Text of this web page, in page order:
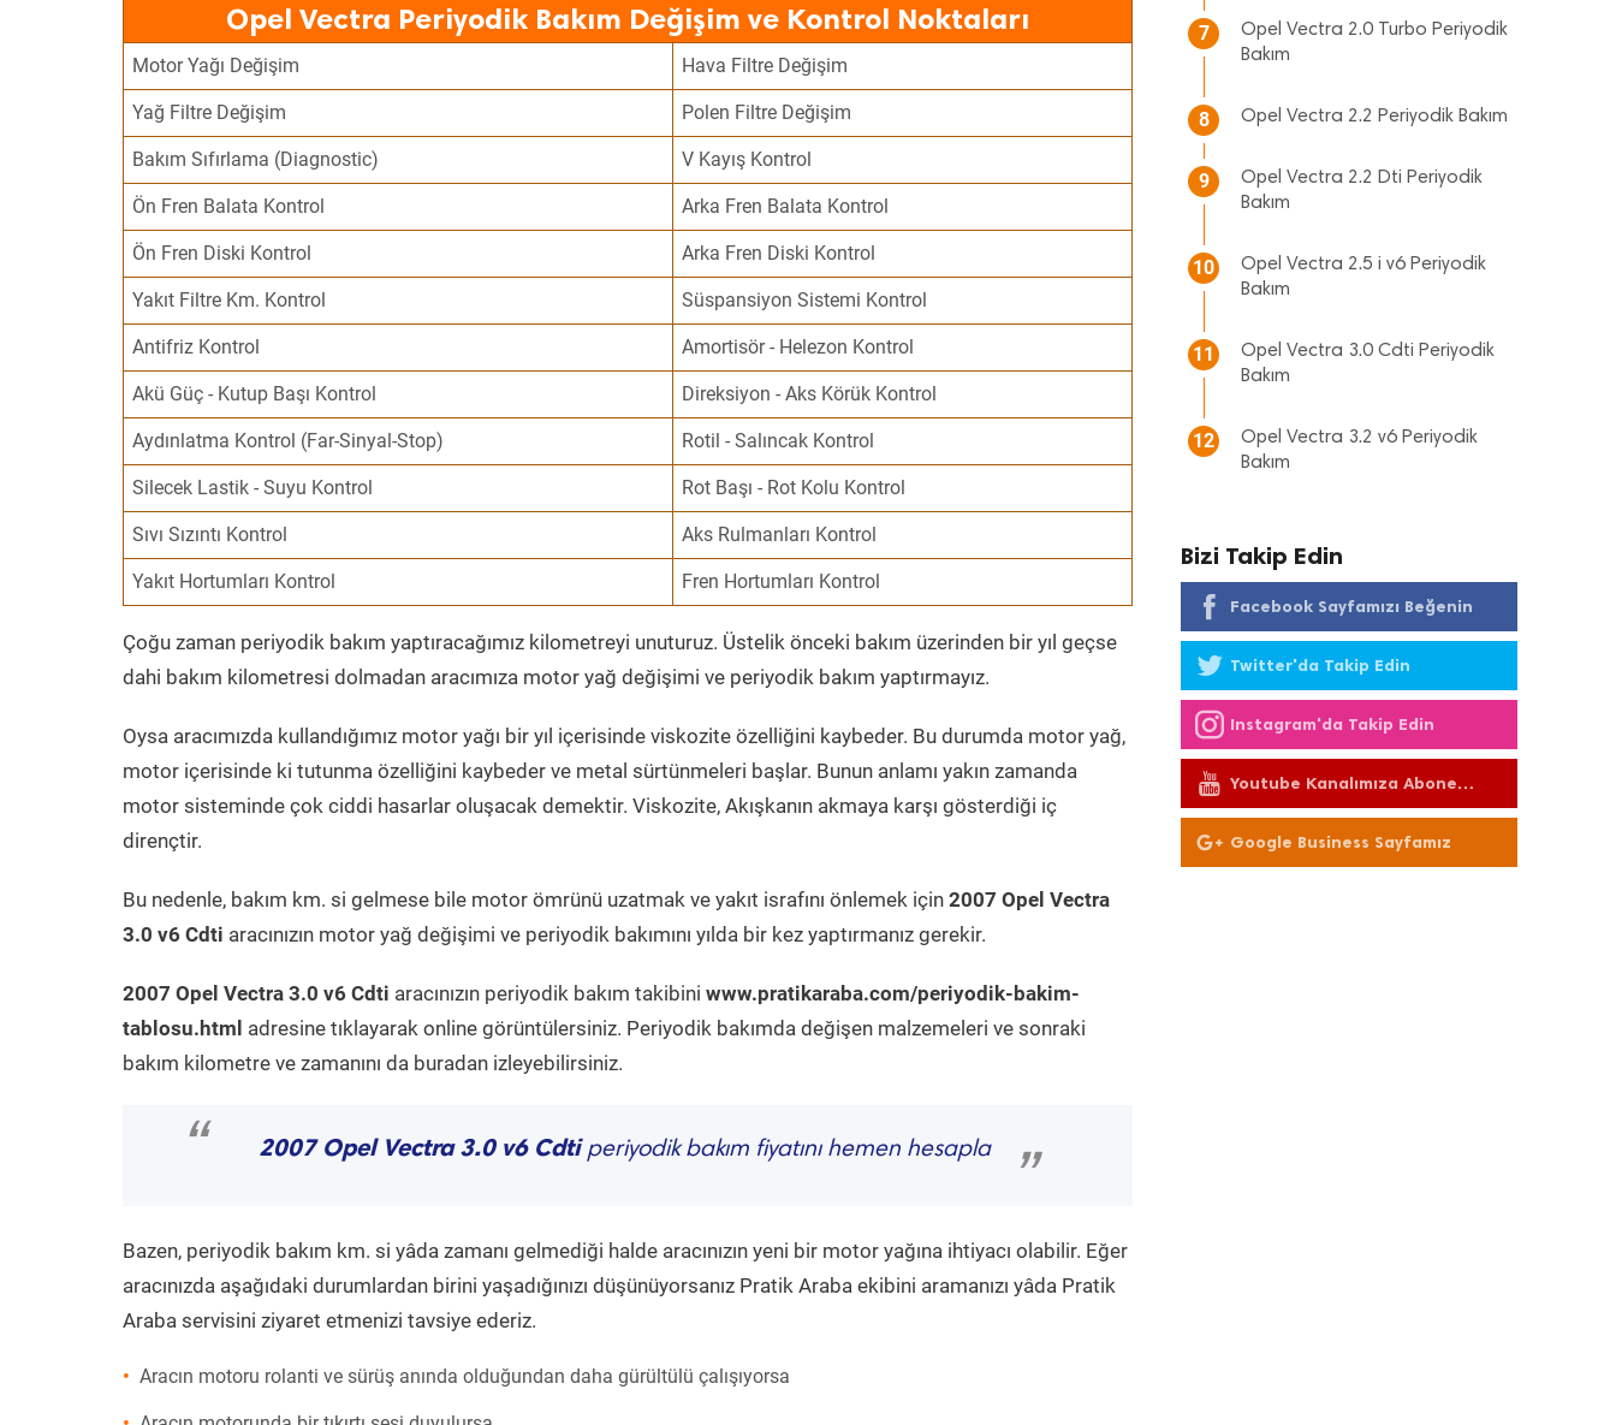
Opel Vectra Periyodik Bakım Değişim ve Kontrol Noktaları
Motor Yağı Değişim Hava Filtre Değişim
Yağ Filtre Değişim Polen Filtre Değişim
Bakım Sıfırlama (Diagnostic) V Kayış Kontrol
Ön Fren Balata Kontrol Arka Fren Balata Kontrol
Ön Fren Diski Kontrol Arka Fren Diski Kontrol
Yakıt Filtre Km. Kontrol Süspansiyon Sistemi Kontrol
Antifriz Kontrol Amortisör - Helezon Kontrol
Akü Güç - Kutup Başı Kontrol Direksiyon - Aks Körük Kontrol
Aydınlatma Kontrol (Far-Sinyal-Stop) Rotil - Salıncak Kontrol
Silecek Lastik - Suyu Kontrol Rot Başı - Rot Kolu Kontrol
Sıvı Sızıntı Kontrol Aks Rulmanları Kontrol
Yakıt Hortumları Kontrol Fren Hortumları Kontrol
Çoğu zaman periyodik bakım yaptıracağımız kilometreyi unuturuz. Üstelik önceki bakım üzerinden bir yıl geçse
dahi bakım kilometresi dolmadan aracımıza motor yağ değişimi ve periyodik bakım yaptırmayız.
Oysa aracımızda kullandığımız motor yağı bir yıl içerisinde viskozite özelliğini kaybeder. Bu durumda motor yağ,
motor içerisinde ki tutunma özelliğini kaybeder ve metal sürtünmeleri başlar. Bunun anlamı yakın zamanda
motor sisteminde çok ciddi hasarlar oluşacak demektir. Viskozite, Akışkanın akmaya karşı gösterdiği iç
dirençtir.
Bu nedenle, bakım km. si gelmese bile motor ömrünü uzatmak ve yakıt israfını önlemek için 2007 Opel Vectra
3.0 v6 Cdti aracınızın motor yağ değişimi ve periyodik bakımını yılda bir kez yaptırmanız gerekir.
2007 Opel Vectra 3.0 v6 Cdti aracınızın periyodik bakım takibini www.pratikaraba.com/periyodik-bakim-
tablosu.html adresine tıklayarak online görüntülersiniz. Periyodik bakımda değişen malzemeleri ve sonraki
bakım kilometre ve zamanını da buradan izleyebilirsiniz.
“ 2007 Opel Vectra 3.0 v6 Cdtiperiyodik bakım fiyatını hemen hesapla
”
Bazen, periyodik bakım km. si yâda zamanı gelmediği halde aracınızın yeni bir motor yağına ihtiyacı olabilir. Eğer
aracınızda aşağıdaki durumlardan birini yaşadığınızı düşünüyorsanız Pratik Araba ekibini aramanızı yâda Pratik
Araba servisini ziyaret etmenizi tavsiye ederiz.
Aracın motoru rolanti ve sürüş anında olduğundan daha gürültülü çalışıyorsa
7
Opel Vectra 2.0 Turbo Periyodik
Bakım
8 Opel Vectra 2.2 Periyodik Bakım
9
Opel Vectra 2.2 Dti Periyodik
Bakım
10
Opel Vectra 2.5 i v6 Periyodik
Bakım
11
Opel Vectra 3.0 Cdti Periyodik
Bakım
12
Opel Vectra 3.2 v6 Periyodik
Bakım
Bizi Takip Edin
Facebook Sayfamızı Beğenin
Twitter'da Takip Edin
Instagram'da Takip Edin
Youtube Kanalımıza Abone
Olun
Google Business Sayfamız